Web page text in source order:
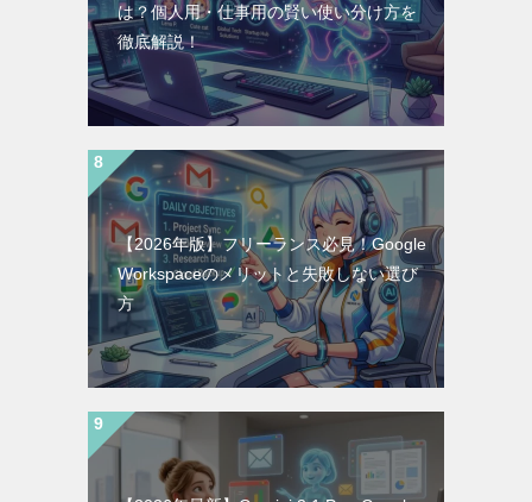
は？個人用・仕事用の賢い使い分け方を
徹底解説！
【2026年版】フリーランス必見！Google
Workspaceのメリットと失敗しない選び
方